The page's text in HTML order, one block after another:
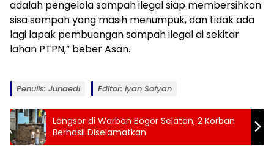
adalah pengelola sampah ilegal siap membersihkan
sisa sampah yang masih menumpuk, dan tidak ada
lagi lapak pembuangan sampah ilegal di sekitar
lahan PTPN,” beber Asan.
Penulis: Junaedi Editor: Iyan Sofyan
Longsor di Warban Bogor Selatan, 2 Korban
Berhasil Diselamatkan